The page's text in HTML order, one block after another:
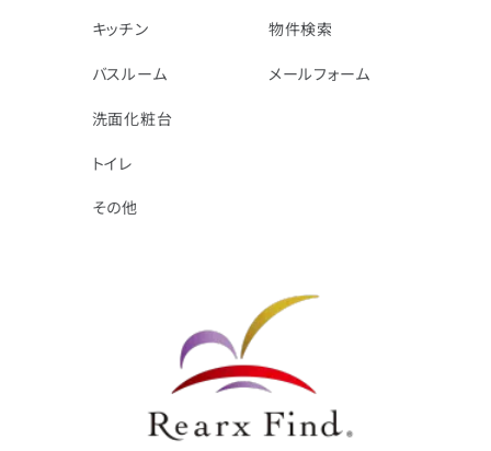
キッチン
バスルーム
洗面化粧台
トイレ
その他
物件検索
メールフォーム